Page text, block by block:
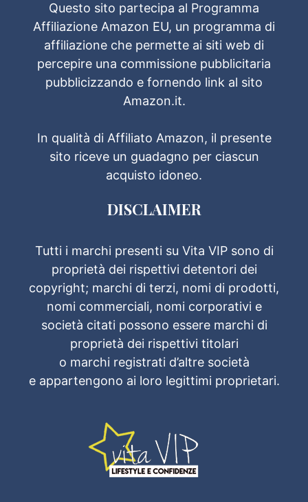
Questo sito partecipa al Programma
Affiliazione Amazon EU, un programma di
affiliazione che permette ai siti web di
percepire una commissione pubblicitaria
pubblicizzando e fornendo link al sito
Amazon.it.
In qualità di Affiliato Amazon, il presente
sito riceve un guadagno per ciascun
acquisto idoneo.
DISCLAIMER
Tutti i marchi presenti su Vita VIP sono di
proprietà dei rispettivi detentori dei
copyright; marchi di terzi, nomi di prodotti,
nomi commerciali, nomi corporativi e
società citati possono essere marchi di
proprietà dei rispettivi titolari
o marchi registrati d’altre società
e appartengono ai loro legittimi proprietari.